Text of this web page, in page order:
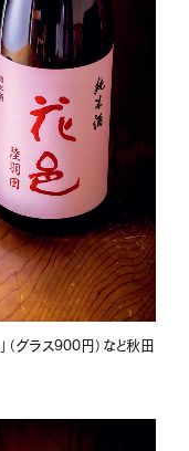
（グラス900円）など秋田